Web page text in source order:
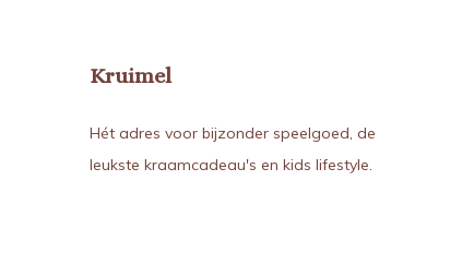
Kruimel
Hét adres voor bijzonder speelgoed, de
leukste kraamcadeau's en kids lifestyle.